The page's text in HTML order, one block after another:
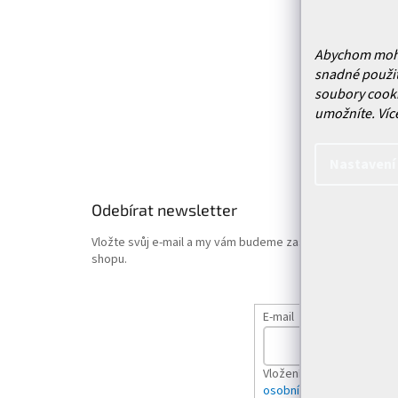
Abychom
snadné
soubory
umožníte.
Odebírat newsletter
Vložte svůj e-mail a my vám budeme zasílat informace o
shopu.
E-mail
Vložením e-mailu
osobních údajů